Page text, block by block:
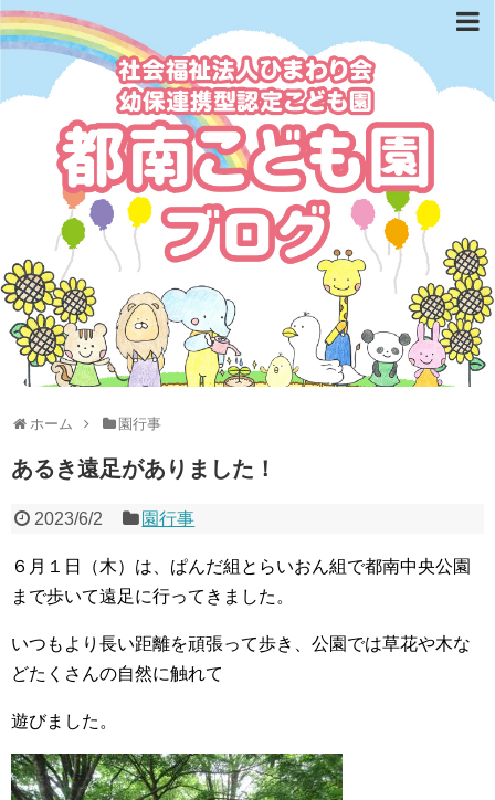
ホーム 園行事
あるき遠足がありました！
2023/6/2 園行事
６月１日（木）は、ぱんだ組とらいおん組で都南中央公園
まで歩いて遠足に行ってきました。
いつもより長い距離を頑張って歩き、公園では草花や木な
どたくさんの自然に触れて
遊びました。